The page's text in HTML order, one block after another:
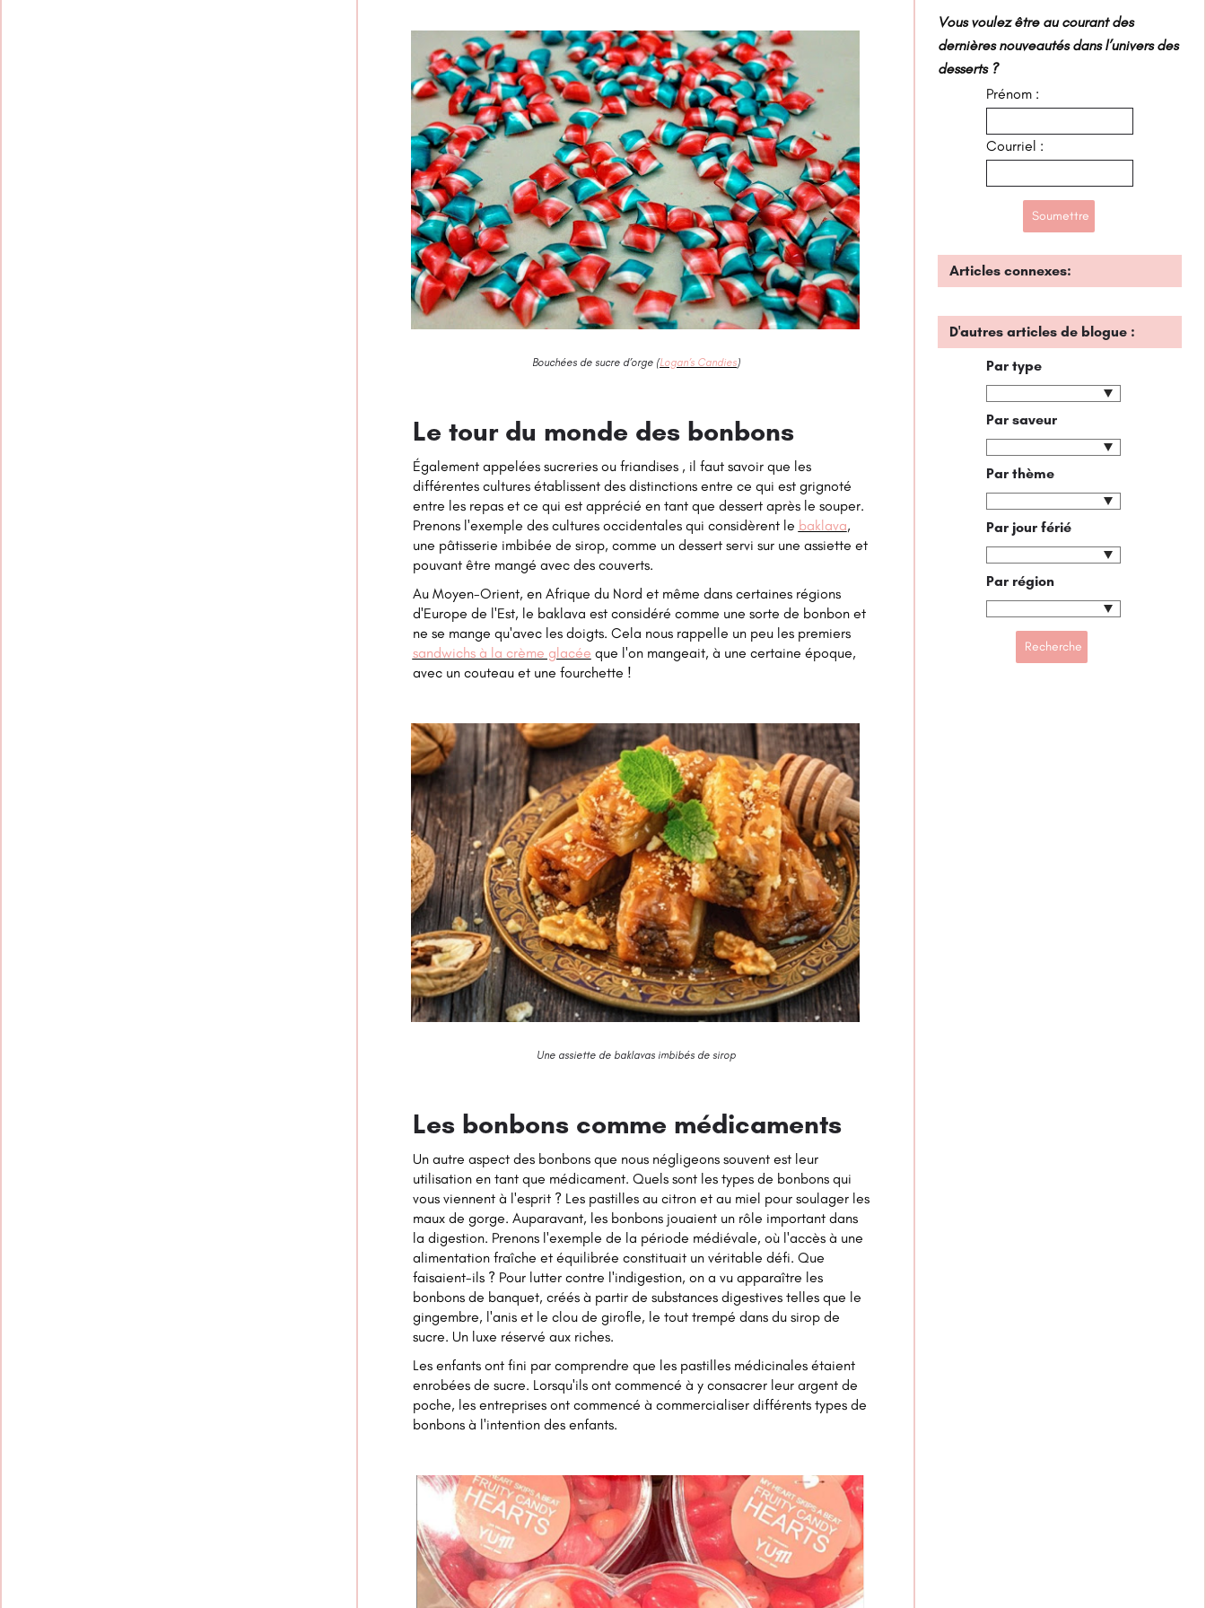
Bouchées de sucre d’orge (Logan’s Candies)
Le tour du monde des bonbons
Également appelées sucreries ou friandises , il faut savoir que les
différentes cultures établissent des distinctions entre ce qui est grignoté
entre les repas et ce qui est apprécié en tant que dessert après le souper.
Prenons l'exemple des cultures occidentales qui considèrent le baklava,
une pâtisserie imbibée de sirop, comme un dessert servi sur une assiette et
pouvant être mangé avec des couverts.
Au Moyen-Orient, en Afrique du Nord et même dans certaines régions
d'Europe de l'Est, le baklava est considéré comme une sorte de bonbon et
ne se mange qu'avec les doigts. Cela nous rappelle un peu les premiers
sandwichs à la crème glacée que l'on mangeait, à une certaine époque,
avec un couteau et une fourchette !
Une assiette de baklavas imbibés de sirop
Les bonbons comme médicaments
Un autre aspect des bonbons que nous négligeons souvent est leur
utilisation en tant que médicament. Quels sont les types de bonbons qui
vous viennent à l'esprit ? Les pastilles au citron et au miel pour soulager les
maux de gorge. Auparavant, les bonbons jouaient un rôle important dans
la digestion. Prenons l'exemple de la période médiévale, où l'accès à une
alimentation fraîche et équilibrée constituait un véritable défi. Que
faisaient-ils ? Pour lutter contre l'indigestion, on a vu apparaître les
bonbons de banquet, créés à partir de substances digestives telles que le
gingembre, l'anis et le clou de girofle, le tout trempé dans du sirop de
sucre. Un luxe réservé aux riches.
Les enfants ont fini par comprendre que les pastilles médicinales étaient
enrobées de sucre. Lorsqu'ils ont commencé à y consacrer leur argent de
poche, les entreprises ont commencé à commercialiser différents types de
bonbons à l'intention des enfants.
Vous voulez être au courant des
dernières nouveautés dans l’univers des
desserts ?
Prénom :
Courriel :
Articles connexes:
D'autres articles de blogue :
Par type
Par saveur
Par thème
Par jour férié
Par région